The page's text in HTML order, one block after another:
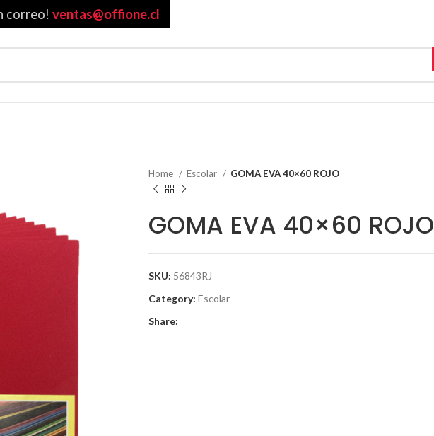
Home Escolar GOMA EVA 40×60 ROJO
GOMA EVA 40×60 ROJO
SKU: 56843RJ
Category: Escolar
Share:
correo! ventas@offione.cl